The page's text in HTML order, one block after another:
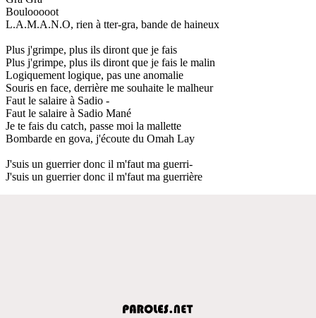
Boulooooot
L.A.M.A.N.O, rien à tter-gra, bande de haineux
Plus j'grimpe, plus ils diront que je fais
Plus j'grimpe, plus ils diront que je fais le malin
Logiquement logique, pas une anomalie
Souris en face, derrière me souhaite le malheur
Faut le salaire à Sadio -
Faut le salaire à Sadio Mané
Je te fais du catch, passe moi la mallette
Bombarde en gova, j'écoute du Omah Lay
J'suis un guerrier donc il m'faut ma guerri-
J'suis un guerrier donc il m'faut ma guerrière